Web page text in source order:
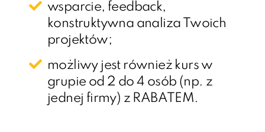
wsparcie, feedback,
konstruktywna analiza Twoich
projektów;
możliwy jest również kurs w
grupie od 2 do 4 osób (np. z
jednej firmy) z RABATEM.